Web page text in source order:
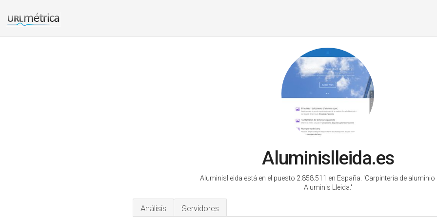
Aluminislleida.es
Aluminislleida está en el puesto 2.858.511 en España. 'Carpintería de aluminio
Aluminis Lleida.'
Análisis Servidores